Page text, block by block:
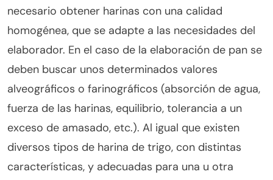
necesario obtener harinas con una calidad
homogénea, que se adapte a las necesidades del
elaborador. En el caso de la elaboración de pan se
deben buscar unos determinados valores
alveográficos o farinográficos (absorción de agua,
fuerza de las harinas, equilibrio, tolerancia a un
exceso de amasado, etc.). Al igual que existen
diversos tipos de harina de trigo, con distintas
características, y adecuadas para una u otra